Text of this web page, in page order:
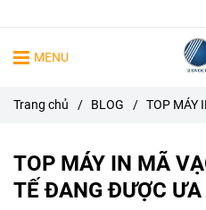
MENU
Trang chủ / BLOG / TOP MÁY
TOP MÁY IN MÃ
TẾ ĐANG ĐƯỢC